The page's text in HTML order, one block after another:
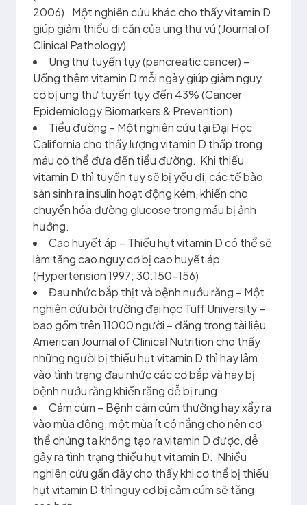
2006). Một nghiên cứu khác cho thấy vitamin D
giúp giảm thiểu di căn của ung thư vú (Journal of
Clinical Pathology)
Ung thư tuyến tụy (pancreatic cancer) –
Uống thêm vitamin D mỗi ngày giúp giảm nguy
cơ bị ung thư tuyến tụy đến 43% (Cancer
Epidemiology Biomarkers & Prevention)
Tiểu đường – Một nghiên cứu tại Đại Học
California cho thấy lượng vitamin D thấp trong
máu có thể đưa đến tiểu đường. Khi thiếu
vitamin D thì tuyến tụy sẽ bị yếu đi, các tế bào
sản sinh ra insulin hoạt động kém, khiến cho
chuyển hóa đường glucose trong máu bị ảnh
hưởng.
Cao huyết áp – Thiếu hụt vitamin D có thể sẽ
làm tăng cao nguy cơ bị cao huyết áp
(Hypertension 1997; 30:150-156)
Đau nhức bắp thịt và bệnh nướu răng – Một
nghiên cứu bởi trường đại học Tuff University –
bao gồm trên 11000 người – đăng trong tài liệu
American Journal of Clinical Nutrition cho thấy
những người bị thiếu hụt vitamin D thì hay lâm
vào tình trạng đau nhức các cơ bắp và hay bị
bệnh nướu răng khiến răng dễ bị rụng.
Cảm cúm – Bệnh cảm cúm thường hay xẩy ra
vào mùa đông, một mùa ít có nắng cho nên cơ
thể chúng ta không tạo ra vitamin D được, dễ
gây ra tình trạng thiếu hụt vitamin D. Nhiều
nghiên cứu gần đây cho thấy khi cơ thể bị thiếu
hụt vitamin D thì nguy cơ bị cảm cúm sẽ tăng